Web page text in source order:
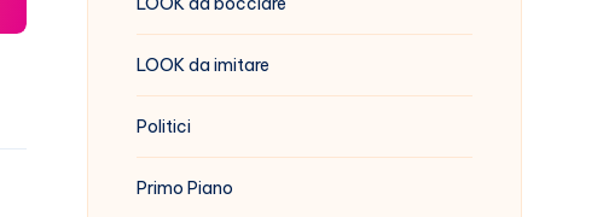
LOOK da imitare
Politici
Primo Piano